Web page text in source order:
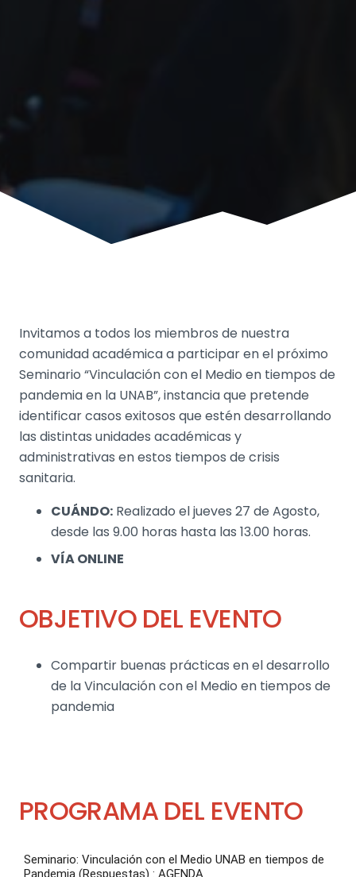
Invitamos a todos los miembros de nuestra
comunidad académica a participar en el próximo
Seminario “Vinculación con el Medio en tiempos de
pandemia en la UNAB”, instancia que pretende
identificar casos exitosos que estén desarrollando
las distintas unidades académicas y
administrativas en estos tiempos de crisis
sanitaria.
CUÁNDO: Realizado el jueves 27 de Agosto,
desde las 9.00 horas hasta las 13.00 horas.
VÍA ONLINE
OBJETIVO DEL EVENTO
Compartir buenas prácticas en el desarrollo
de la Vinculación con el Medio en tiempos de
pandemia
PROGRAMA DEL EVENTO